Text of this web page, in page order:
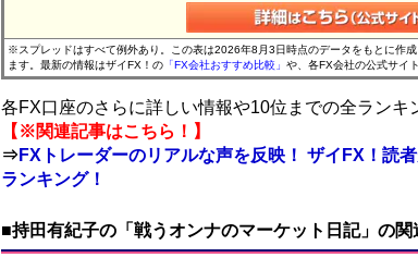
※スプレッドはすべて例外あり。この表は2026年8月3日時点のデータをもとに作
ます。最新の情報はザイFX！の 「FX会社おすすめ比較」 や、各FX会社の公式サイ
各FX口座のさらに詳しい情報や10位までの全ランキ
【※関連記事はこちら！】
⇒FXトレーダーのリアルな声を反映！ ザイFX！読
ランキング！
■持田有紀子の「戦うオンナのマーケット日記」の関